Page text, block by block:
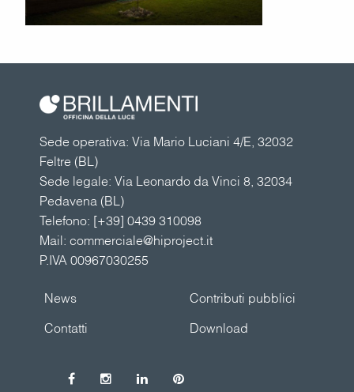
Sede operativa: Via Mario Luciani 4/E, 32032
Feltre (BL)
Sede legale: Via Leonardo da Vinci 8, 32034
Pedavena (BL)
Telefono: [+39] 0439 310098
Mail: commerciale@hiproject.it
P.IVA 00967030255
Contributi pubblici
News
Download
Contatti